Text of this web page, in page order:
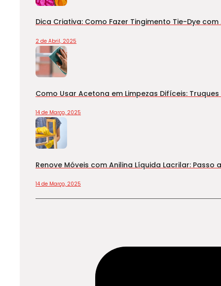
Dica Criativa: Como Fazer Tingimento Tie-Dye
2 de Abril, 2025
Como Usar Acetona em Limpezas Difíceis:
14 de Março, 2025
Renove Móveis com Anilina Líquida Lacrilar: Passo
14 de Março, 2025